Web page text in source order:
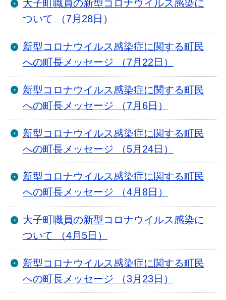
大子町職員の新型コロナウイルス感染に
ついて （7月28日）
新型コロナウイルス感染症に関する町民
への町長メッセージ （7月22日）
新型コロナウイルス感染症に関する町民
への町長メッセージ （7月6日）
新型コロナウイルス感染症に関する町民
への町長メッセージ （5月24日）
新型コロナウイルス感染症に関する町民
への町長メッセージ （4月8日）
大子町職員の新型コロナウイルス感染に
ついて （4月5日）
新型コロナウイルス感染症に関する町民
への町長メッセージ （3月23日）